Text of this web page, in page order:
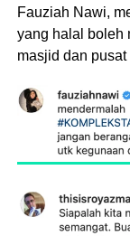
Fauziah Nawi,
yang halal boleh
masjid dan